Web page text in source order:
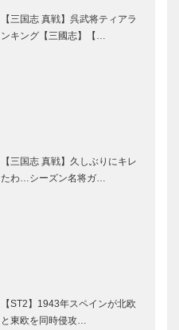
【三国志 真戦】呉武将ティアラ
ンキング【三國志】【…
【三国志 真戦】久しぶりにキレ
たわ…シーズン名将ガ…
【ST2】1943年スペインが北欧
と東欧を同時侵攻…